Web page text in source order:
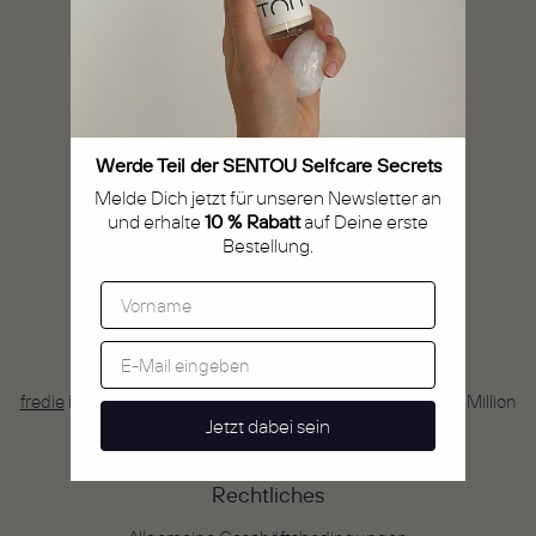
Versand & Lieferung
Kontakt, Fragen und Anregungen
Intimpflege & Intimrasur
8 Fragen – Interviews
fredie
fredieist unsere Confidence-Brand, mit der Mission, eine Million
Freundschaften zu schaffen.
Rechtliches
Werde Teil der SENTOU Selfcare Secrets
Melde Dich jetzt für unseren Newsletter an
und erhalte 10 % Rabattauf Deine erste
Bestellung.
Jetzt dabei sein